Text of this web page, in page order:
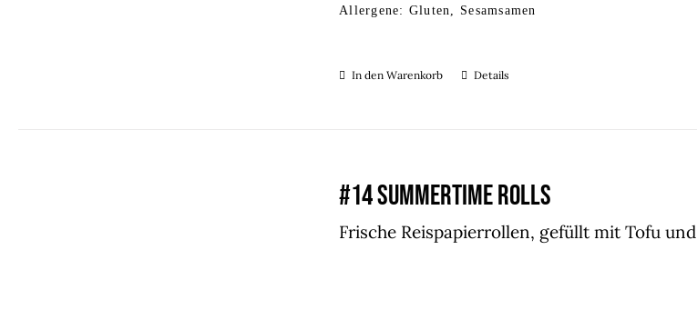
Allergene: Gluten, Sesamsamen
In den Warenkorb Details
#14 SUMMERTIME ROLLS
Frische Reispapierrollen, gefüllt mit Tofu